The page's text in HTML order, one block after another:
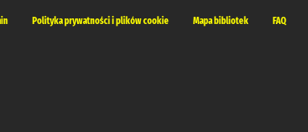
Polityka prywatności i plików cookie Mapa bibliotek FAQ